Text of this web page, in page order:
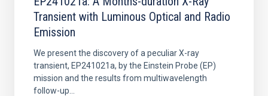
Transient with Luminous Optical and Radio
Emission
We present the discovery of a peculiar X-ray
transient, EP241021a, by the Einstein Probe (EP)
mission and the results from multiwavelength
follow-up...